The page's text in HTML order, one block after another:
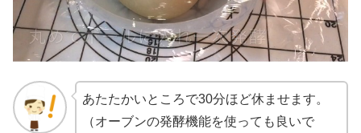
あたたかいところで30分ほど休ませます。
（オーブンの発酵機能を使っても良いで